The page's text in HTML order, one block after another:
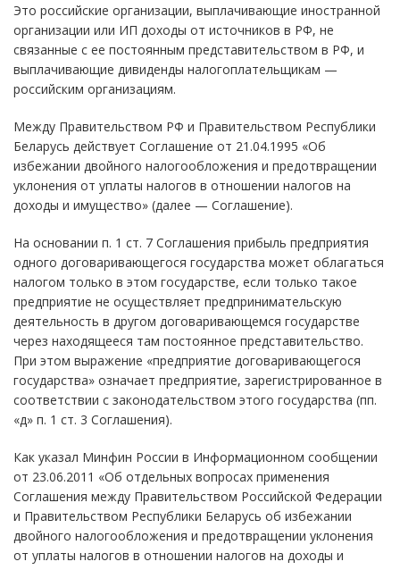
Это российские организации, выплачивающие иностранной
организации или ИП доходы от источников в РФ, не
связанные с ее постоянным представительством в РФ, и
выплачивающие дивиденды налогоплательщикам —
российским организациям.
Между Правительством РФ и Правительством Республики
Беларусь действует Соглашение от 21.04.1995 «Об
избежании двойного налогообложения и предотвращении
уклонения от уплаты налогов в отношении налогов на
доходы и имущество» (далее — Соглашение).
На основании п. 1 ст. 7 Соглашения прибыль предприятия
одного договаривающегося государства может облагаться
налогом только в этом государстве, если только такое
предприятие не осуществляет предпринимательскую
деятельность в другом договаривающемся государстве
через находящееся там постоянное представительство.
При этом выражение «предприятие договаривающегося
государства» означает предприятие, зарегистрированное в
соответствии с законодательством этого государства (пп.
«д» п. 1 ст. 3 Соглашения).
Как указал Минфин России в Информационном сообщении
от 23.06.2011 «Об отдельных вопросах применения
Соглашения между Правительством Российской Федерации
и Правительством Республики Беларусь об избежании
двойного налогообложения и предотвращении уклонения
от уплаты налогов в отношении налогов на доходы и